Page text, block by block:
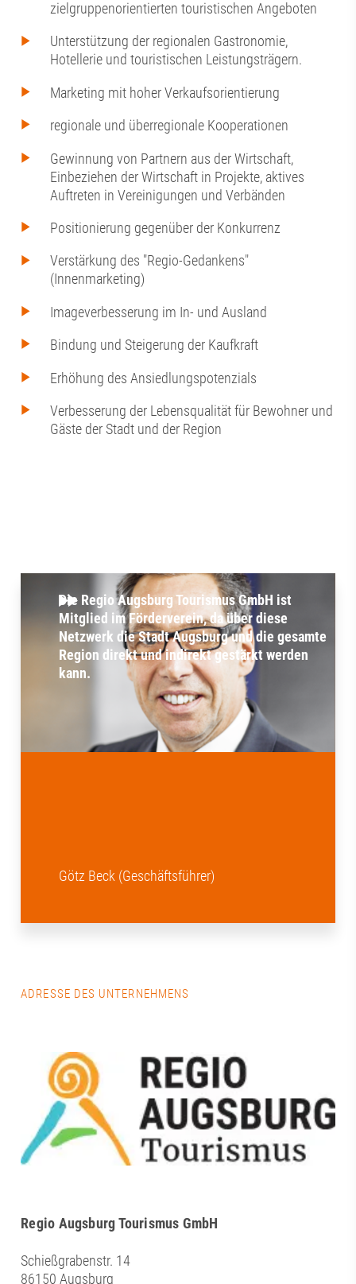
zielgruppenorientierten touristischen Angeboten
Unterstützung der regionalen Gastronomie,
Hotellerie und touristischen Leistungsträgern.
Marketing mit hoher Verkaufsorientierung
regionale und überregionale Kooperationen
Gewinnung von Partnern aus der Wirtschaft,
Einbeziehen der Wirtschaft in Projekte, aktives
Auftreten in Vereinigungen und Verbänden
Positionierung gegenüber der Konkurrenz
Verstärkung des "Regio-Gedankens"
(Innenmarketing)
Imageverbesserung im In- und Ausland
Bindung und Steigerung der Kaufkraft
Erhöhung des Ansiedlungspotenzials
Verbesserung der Lebensqualität für Bewohner und
Gäste der Stadt und der Region
Die Regio Augsburg Tourismus GmbH ist
Mitglied im Förderverein, da über diese
Netzwerk die Stadt Augsburg und die gesamte
Region direkt und indirekt gestärkt werden
kann.
Götz Beck (Geschäftsführer)
ADRESSE DES UNTERNEHMENS
Regio Augsburg Tourismus GmbH
Schießgrabenstr. 14
86150 Augsburg